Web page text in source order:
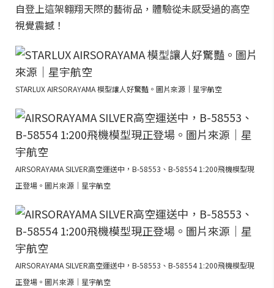
自登上這架翱翔天際的藝術品，體驗從未感受過的高空
視覺震撼！
STARLUX AIRSORAYAMA 模型讓人好驚豔。圖片來源｜星宇航空
AIRSORAYAMA SILVER高空運送中，B-58553、B-58554 1:200飛機模型現
正登場。圖片來源｜星宇航空
AIRSORAYAMA SILVER高空運送中，B-58553、B-58554 1:200飛機模型現
正登場。圖片來源｜星宇航空